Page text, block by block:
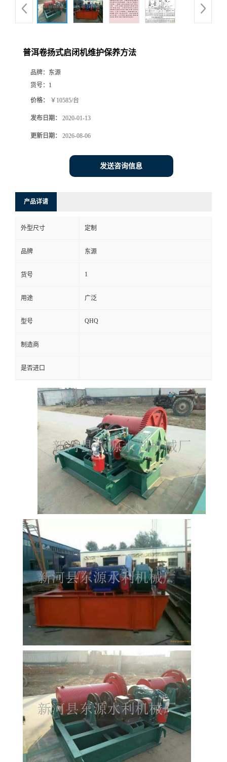
普洱卷扬式启闭机维护保养方法
品牌： 东源
货号： 1
价格： ￥10585/台
发布日期： 2020-01-13
更新日期： 2026-08-06
发送咨询信息
产品详请
外型尺寸 定制
品牌 东源
货号 1
用途 广泛
型号 QHQ
制造商
是否进口